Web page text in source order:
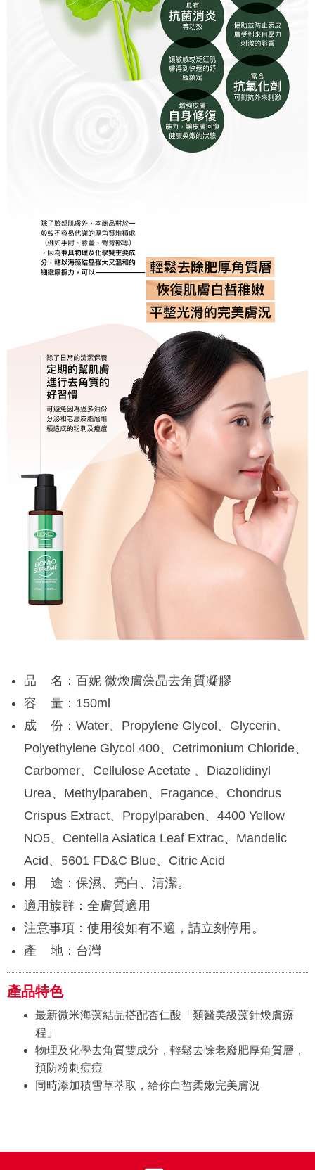
品 名：百妮 微煥膚藻晶去角質凝膠
容 量：150ml
成 份：Water、Propylene Glycol、Glycerin、
Polyethylene Glycol 400、Cetrimonium Chloride、
Carbomer、Cellulose Acetate 、Diazolidinyl
Urea、Methylparaben、Fragance、Chondrus
Crispus Extract、Propylparaben、4400 Yellow
NO5、Centella Asiatica Leaf Extrac、Mandelic
Acid、5601 FD&C Blue、Citric Acid
用 途：保濕、亮白、清潔。
適用族群：全膚質適用
注意事項：使用後如有不適，請立刻停用。
產 地：台灣
產品特色
最新微米海藻結晶搭配杏仁酸「類醫美級藻針煥膚療
程」
物理及化學去角質雙成分，輕鬆去除老廢肥厚角質層，
預防粉刺痘痘
同時添加積雪草萃取，給你白皙柔嫩完美膚況